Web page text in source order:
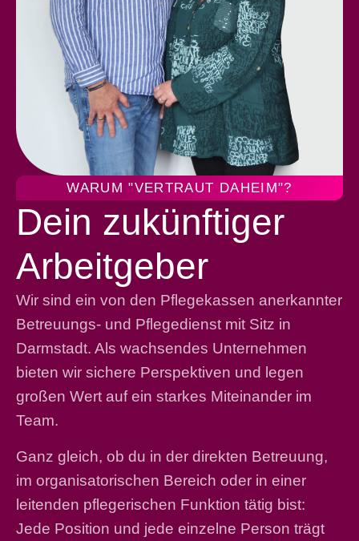
WARUM "VERTRAUT DAHEIM"?
Dein zukünftiger
Arbeitgeber
Wir sind ein von den Pflegekassen anerkannter
Betreuungs- und Pflegedienst mit Sitz in
Darmstadt. Als wachsendes Unternehmen
bieten wir sichere Perspektiven und legen
großen Wert auf ein starkes Miteinander im
Team.
Ganz gleich, ob du in der direkten Betreuung,
im organisatorischen Bereich oder in einer
leitenden pflegerischen Funktion tätig bist:
Jede Position und jede einzelne Person trägt